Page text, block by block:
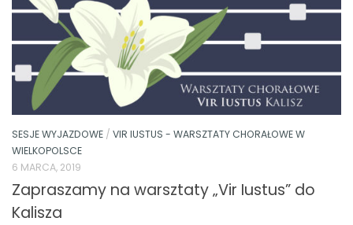
SESJE WYJAZDOWE / VIR IUSTUS - WARSZTATY CHORAŁOWE W
WIELKOPOLSCE
6 MARCA, 2019
Zapraszamy na warsztaty „Vir Iustus” do
Kalisza